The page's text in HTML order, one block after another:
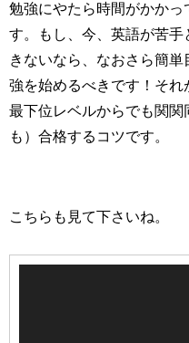
勉強にやたら時間がかか
す。もし、今、英語が苦
きないなら、なおさら簡
強を始めるべきです！そ
最下位レベルからでも関
も）合格するコツです。
こちらも見て下さいね。